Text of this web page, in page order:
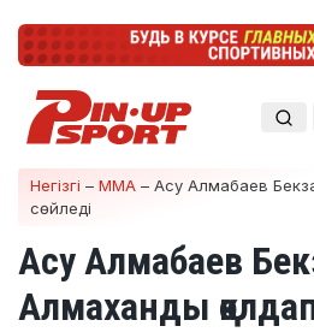
Негізгі – ММА – Асу Алмабаев
сөйледі
Асу Алмабаев
Алмаханды